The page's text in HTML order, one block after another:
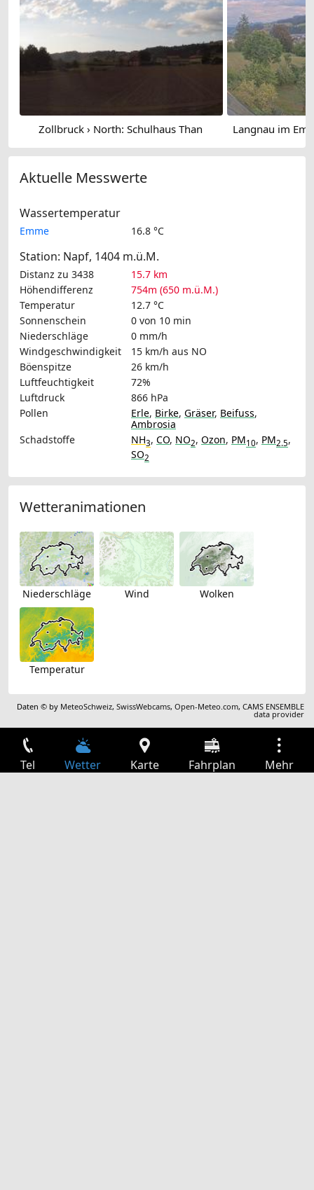
Zollbruck › North: Schulhaus Than
Aktuelle Messwerte
Wassertemperatur
Emme 16.8 °C
Station: Napf, 1404 m.ü.M.
Distanz zu 3438
15.7 km
Höhendifferenz
754m (650 m.ü.M.)
Temperatur
12.7 °C
Sonnenschein
0 von 10 min
Niederschläge
0 mm/h
Windgeschwindigkeit
15 km/h aus NO
Böenspitze
26 km/h
Luftfeuchtigkeit
72%
Luftdruck
866 hPa
Pollen
Erle, Birke, Gräser, Beifuss,
Ambrosia
Schadstoffe
NH3, CO, NO2, Ozon, PM10, PM2.5,
SO2
Wetteranimationen
Niederschläge Wind Wolken
Temperatur
Daten © by MeteoSchweiz,SwissWebcams,Open-Meteo.com,CAMS ENSEMBLE
data provider
Tel Wetter Karte Fahrplan Mehr